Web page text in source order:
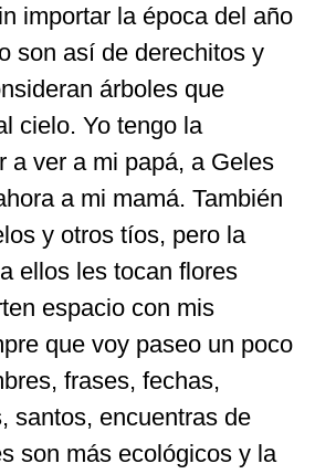
importar la época del año
son así de derechitos y
árboles que
cielo. Yo tengo la
a ver a mi papá, a Geles
a mi mamá. También
y otros tíos, pero la
ellos les tocan flores
espacio con mis
que voy paseo un poco
frases, fechas,
santos, encuentras de
son más ecológicos y la